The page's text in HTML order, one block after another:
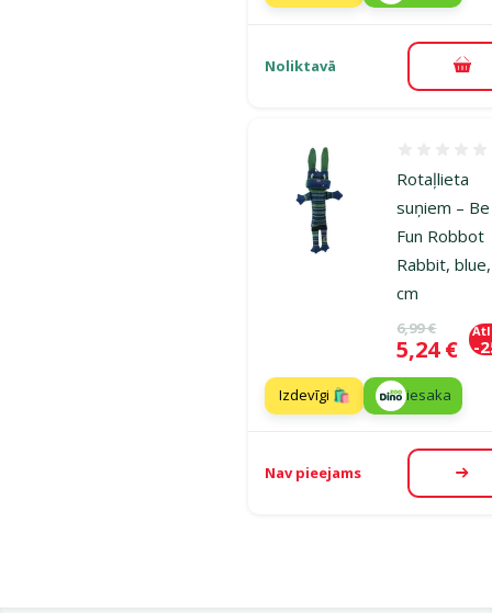
Noliktavā
Rotaļlieta
suņiem – Be
Fun Robbot
Rabbit,
cm
Oriģinālā
6,99 €
Cena
5,24 € -
Izdevīgi 🛍️ iesaka
Nav pieejams